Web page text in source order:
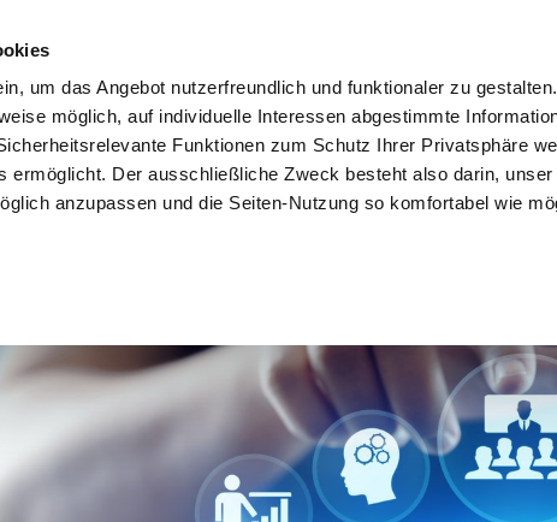
um das Angebot nutzerfreundlich und funktionaler zu
möglich, auf individuelle Interessen abgestimmte
Funktionen zum Schutz Ihrer Privatsphäre
ermöglicht. Der ausschließliche Zweck besteht also darin, unser
anzupassen und die Seiten-Nutzung so komfortabel wie